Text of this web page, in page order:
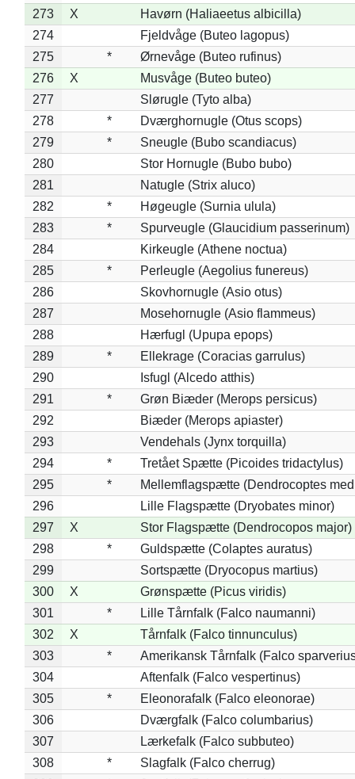
273
X
Havørn (Haliaeetus albicilla)
274
Fjeldvåge (Buteo lagopus)
275
*
Ørnevåge (Buteo rufinus)
276
X
Musvåge (Buteo buteo)
277
Slørugle (Tyto alba)
278
*
Dværghornugle (Otus scops)
279
*
Sneugle (Bubo scandiacus)
280
Stor Hornugle (Bubo bubo)
281
Natugle (Strix aluco)
282
*
Høgeugle (Surnia ulula)
283
*
Spurveugle (Glaucidium passerinum)
284
Kirkeugle (Athene noctua)
285
*
Perleugle (Aegolius funereus)
286
Skovhornugle (Asio otus)
287
Mosehornugle (Asio flammeus)
288
Hærfugl (Upupa epops)
289
*
Ellekrage (Coracias garrulus)
290
Isfugl (Alcedo atthis)
291
*
Grøn Biæder (Merops persicus)
292
Biæder (Merops apiaster)
293
Vendehals (Jynx torquilla)
294
*
Tretået Spætte (Picoides tridactylus)
295
*
Mellemflagspætte (Dendrocoptes
296
Lille Flagspætte (Dryobates minor)
297
X
Stor Flagspætte (Dendrocopos major)
298
*
Guldspætte (Colaptes auratus)
299
Sortspætte (Dryocopus martius)
300
X
Grønspætte (Picus viridis)
301
*
Lille Tårnfalk (Falco naumanni)
302
X
Tårnfalk (Falco tinnunculus)
303
*
Amerikansk Tårnfalk (Falco
304
Aftenfalk (Falco vespertinus)
305
*
Eleonorafalk (Falco eleonorae)
306
Dværgfalk (Falco columbarius)
307
Lærkefalk (Falco subbuteo)
308
*
Slagfalk (Falco cherrug)